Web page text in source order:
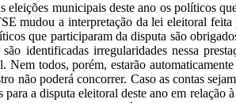
municipais deste ano os políticos
mudou a interpretação da lei eleitoral
que participaram da disputa são
identificadas irregularidades nessa
todos, porém, estarão
poderá concorrer. Caso as contas
a disputa eleitoral deste ano em relação à